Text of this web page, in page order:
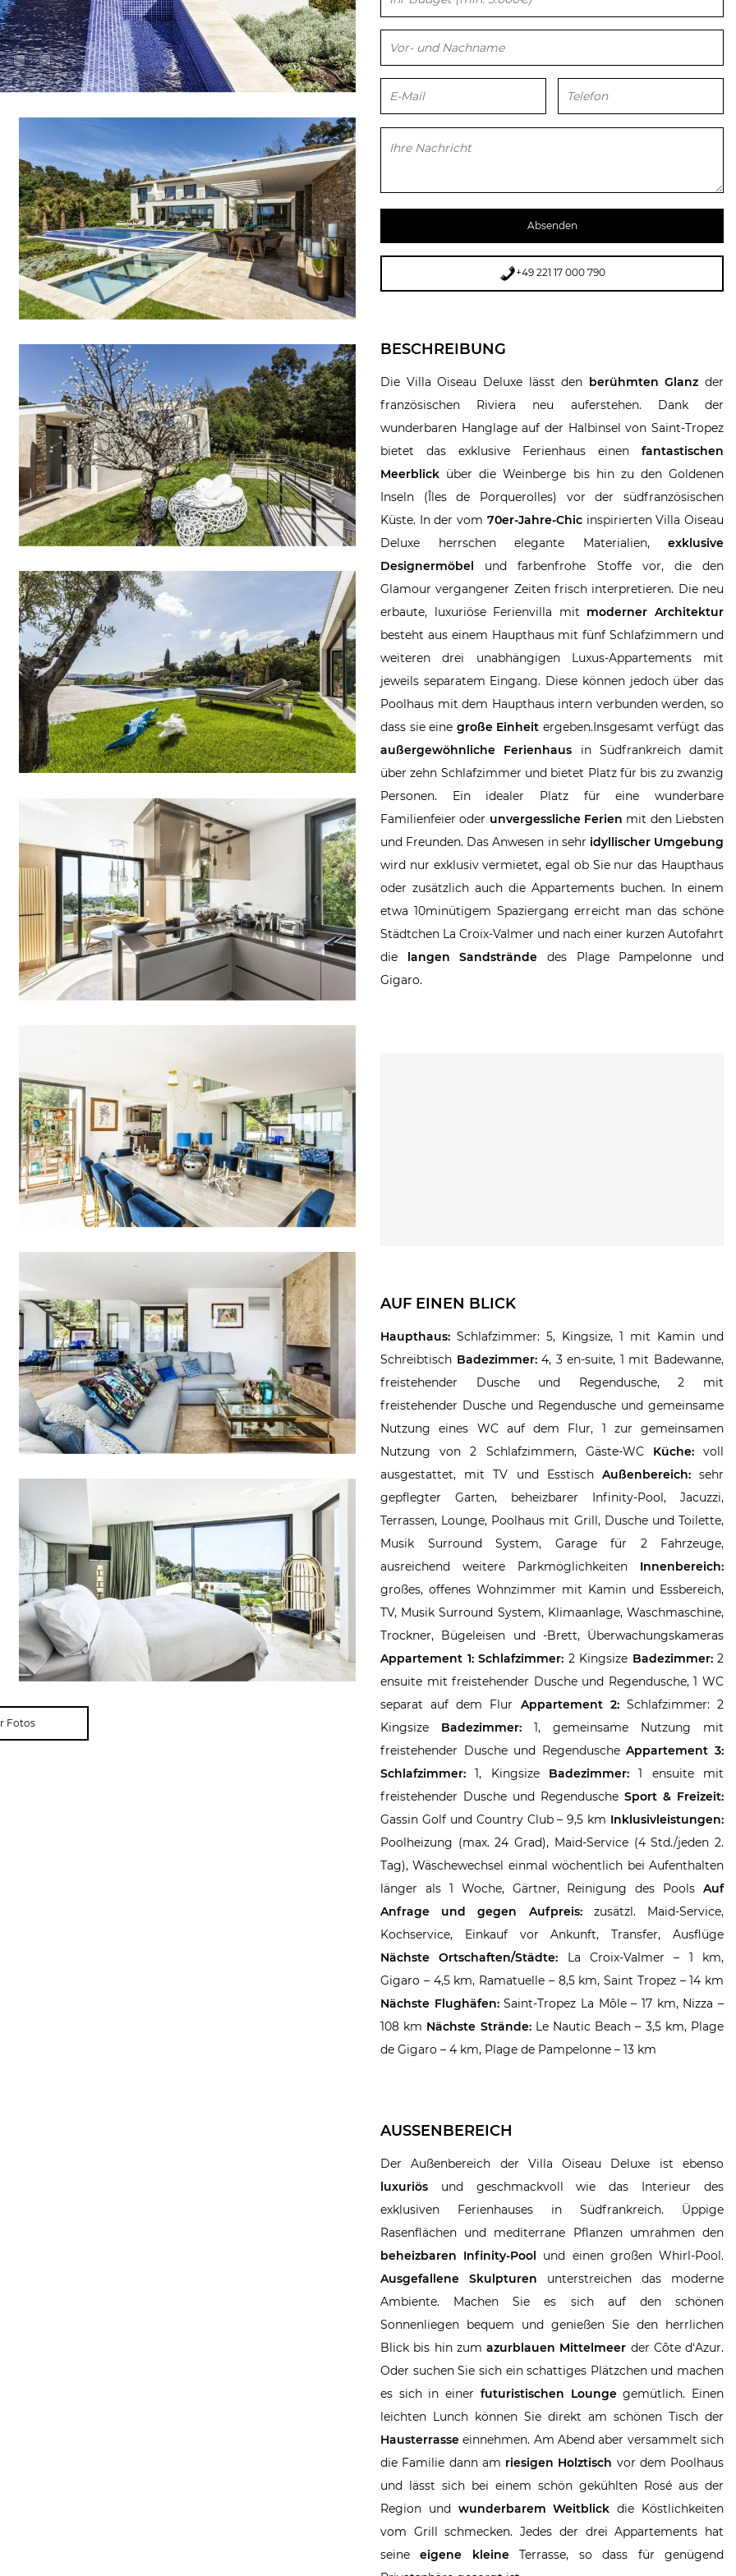
Bitte lasse dieses Feld leer.
+49 221 17 000 790
BESCHREIBUNG
Die Villa Oiseau Deluxe lässt den berühmten Glanz der
französischen Riviera neu auferstehen. Dank der
wunderbaren Hanglage auf der Halbinsel von Saint-Tropez
bietet das exklusive Ferienhaus einen fantastischen
Meerblick über die Weinberge bis hin zu den Goldenen
Inseln (Îles de Porquerolles) vor der südfranzösischen
Küste. In der vom 70er-Jahre-Chicinspirierten Villa Oiseau
Deluxe herrschen elegante Materialien, exklusive
Designermöbel und farbenfrohe Stoffe vor, die den
Glamour vergangener Zeiten frisch interpretieren. Die neu
erbaute, luxuriöse Ferienvilla mit moderner Architektur
besteht aus einem Haupthaus mit fünf Schlafzimmern und
weiteren drei unabhängigen Luxus-Appartements mit
jeweils separatem Eingang. Diese können jedoch über das
Poolhaus mit dem Haupthaus intern verbunden werden, so
dass sie eine große Einheit ergeben.Insgesamt verfügt das
außergewöhnliche Ferienhaus in Südfrankreich damit
über zehn Schlafzimmer und bietet Platz für bis zu zwanzig
Personen. Ein idealer Platz für eine wunderbare
Familienfeier oder unvergessliche Ferien mit den Liebsten
und Freunden. Das Anwesen in sehr idyllischer Umgebung
wird nur exklusiv vermietet, egal ob Sie nur das Haupthaus
oder zusätzlich auch die Appartements buchen. In einem
etwa 10minütigem Spaziergang erreicht man das schöne
Städtchen La Croix-Valmer und nach einer kurzen Autofahrt
die langen Sandstrände des Plage Pampelonne und
Gigaro.
AUF EINEN BLICK
Haupthaus: Schlafzimmer: 5, Kingsize, 1 mit Kamin und
Schreibtisch Badezimmer:4, 3 en-suite, 1 mit Badewanne,
freistehender Dusche und Regendusche, 2 mit
freistehender Dusche und Regendusche und gemeinsame
Nutzung eines WC auf dem Flur, 1 zur gemeinsamen
Nutzung von 2 Schlafzimmern, Gäste-WC Küche:voll
ausgestattet, mit TV und Esstisch Außenbereich:sehr
gepflegter Garten, beheizbarer Infinity-Pool, Jacuzzi,
Terrassen, Lounge, Poolhaus mit Grill, Dusche und Toilette,
Musik Surround System, Garage für 2 Fahrzeuge,
ausreichend weitere Parkmöglichkeiten Innenbereich:
großes, offenes Wohnzimmer mit Kamin und Essbereich,
TV, Musik Surround System, Klimaanlage, Waschmaschine,
Trockner, Bügeleisen und -Brett, Überwachungskameras
Appartement 1: Schlafzimmer: 2 Kingsize Badezimmer:2
ensuite mit freistehender Dusche und Regendusche, 1 WC
separat auf dem Flur Appartement 2:Schlafzimmer: 2
Kingsize Badezimmer: 1, gemeinsame Nutzung mit
freistehender Dusche und RegenduscheAppartement 3:
Schlafzimmer: 1, Kingsize Badezimmer: 1 ensuite mit
freistehender Dusche und Regendusche Sport & Freizeit:
Gassin Golf und Country Club – 9,5 km Inklusivleistungen:
Poolheizung (max. 24 Grad), Maid-Service (4 Std./jeden 2.
Tag), Wäschewechsel einmal wöchentlich bei Aufenthalten
länger als 1 Woche, Gärtner, Reinigung des Pools Auf
Anfrage und gegen Aufpreis:zusätzl. Maid-Service,
Kochservice, Einkauf vor Ankunft, Transfer, Ausflüge
Nächste Ortschaften/Städte: La Croix-Valmer – 1 km,
Gigaro – 4,5 km, Ramatuelle – 8,5 km, Saint Tropez – 14 km
Nächste Flughäfen:Saint-Tropez La Môle – 17 km, Nizza –
108 km Nächste Strände:Le Nautic Beach – 3,5 km, Plage
de Gigaro – 4 km, Plage de Pampelonne – 13 km
AUSSENBEREICH
Der Außenbereich der Villa Oiseau Deluxe ist ebenso
luxuriös und geschmackvoll wie das Interieur des
exklusiven Ferienhauses in Südfrankreich. Üppige
Rasenflächen und mediterrane Pflanzen umrahmen den
beheizbaren Infinity-Pool und einen großen Whirl-Pool.
Ausgefallene Skulpturen unterstreichen das moderne
Ambiente. Machen Sie es sich auf den schönen
Sonnenliegen bequem und genießen Sie den herrlichen
Blick bis hin zum azurblauen Mittelmeer der Côte d‘Azur.
Oder suchen Sie sich ein schattiges Plätzchen und machen
es sich in einer futuristischen Loungegemütlich. Einen
leichten Lunch können Sie direkt am schönen Tisch der
Hausterrasse einnehmen. Am Abend aber versammelt sich
die Familie dann am riesigen Holztisch vor dem Poolhaus
und lässt sich bei einem schön gekühlten Rosé aus der
Region und wunderbarem Weitblick die Köstlichkeiten
vom Grill schmecken. Jedes der drei Appartements hat
seineeigene kleineTerrasse, so dass für genügend
Fotos